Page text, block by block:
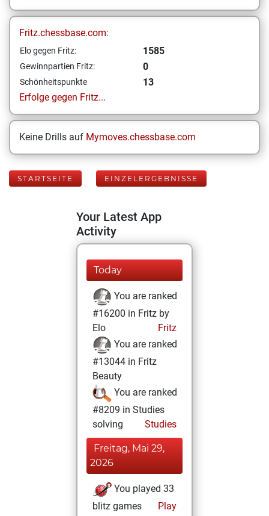
Fritz.chessbase.com:
Elo gegen Fritz: 1585
Gewinnpartien Fritz: 0
Schönheitspunkte
13
Erfolge gegen Fritz...
Keine Drills auf Mymoves.chessbase.com
STARTSEITE EINZELERGEBNISSE
Your Latest App
Activity
Today
You are ranked
#16200 in Fritz by
Elo
Fritz
You are ranked
#13044 in Fritz
Beauty
You are ranked
#8209 in Studies
solving
Studies
Freitag, Mai 29,
2026
You played 33
blitz games
Play